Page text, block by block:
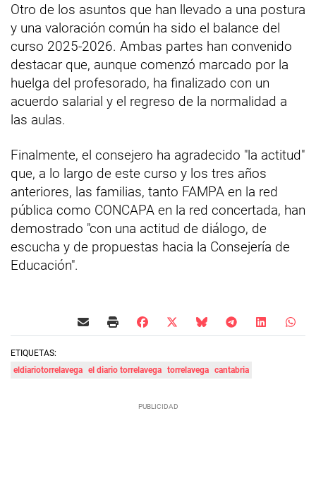
Otro de los asuntos que han llevado a una postura
y una valoración común ha sido el balance del
curso 2025-2026. Ambas partes han convenido
destacar que, aunque comenzó marcado por la
huelga del profesorado, ha finalizado con un
acuerdo salarial y el regreso de la normalidad a
las aulas.
Finalmente, el consejero ha agradecido "la actitud"
que, a lo largo de este curso y los tres años
anteriores, las familias, tanto FAMPA en la red
pública como CONCAPA en la red concertada, han
demostrado "con una actitud de diálogo, de
escucha y de propuestas hacia la Consejería de
Educación".
ETIQUETAS:
eldiariotorrelavega el diario torrelavega torrelavega cantabria